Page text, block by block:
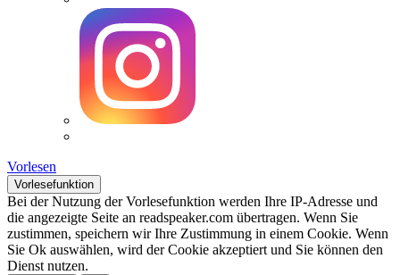
Vorlesen
Vorlesefunktion
Bei der Nutzung der Vorlesefunktion werden Ihre IP-Adresse und
die angezeigte Seite an readspeaker.com übertragen. Wenn Sie
zustimmen, speichern wir Ihre Zustimmung in einem Cookie. Wenn
Sie Ok auswählen, wird der Cookie akzeptiert und Sie können den
Dienst nutzen.